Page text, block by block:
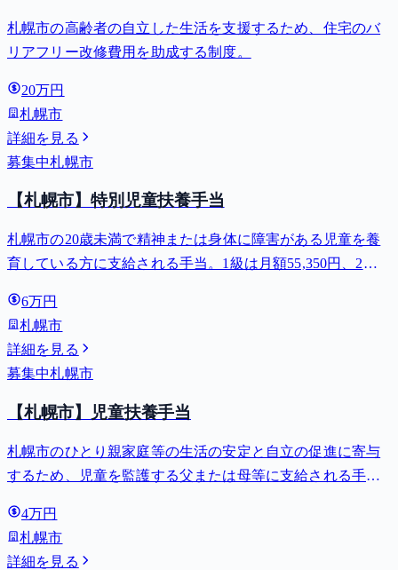
札幌市の高齢者の自立した生活を支援するため、住宅のバ
リアフリー改修費用を助成する制度。
20万円
札幌市
詳細を見る
募集中札幌市
【札幌市】特別児童扶養手当
札幌市の20歳未満で精神または身体に障害がある児童を養
育している方に支給される手当。1級は月額55,350円、2級
6万円
札幌市
詳細を見る
募集中札幌市
【札幌市】児童扶養手当
札幌市のひとり親家庭等の生活の安定と自立の促進に寄与
するため、児童を監護する父または母等に支給される手
4万円
札幌市
詳細を見る